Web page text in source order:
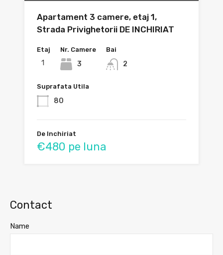
Apartament 3 camere, etaj 1,
Strada Privighetorii DE INCHIRIAT
Etaj
1
Nr. Camere
3
Bai
2
Suprafata Utila
80
De Inchiriat
€480 pe luna
Contact
Name